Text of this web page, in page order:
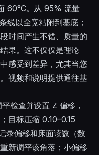
60°C。从 95% 流量
线以全宽粘附到基底；
时间产生不错、质量的
果。这不仅仅是理论
感受到差异，尤其当您
视频和说明提供通往基
检查并设置 Z 偏移，
目标压缩 0.10–0.15
录偏移和床面读数（数
新调平该角落；小偏移